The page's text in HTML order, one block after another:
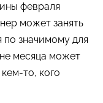
февраля
может занять
значимому для
месяца может
то, кого